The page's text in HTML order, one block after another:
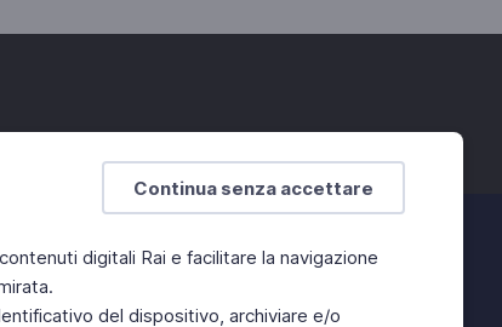
Continua senza accettare
digitali Rai e facilitare la navigazione
del dispositivo, archiviare e/o